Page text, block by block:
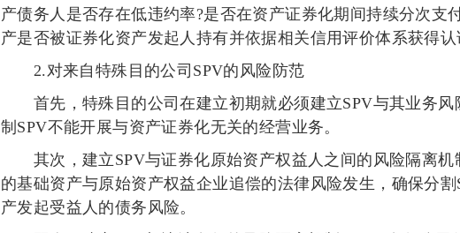
产债务人是否存在低违约率?是否在资产证券化期间持续分次支
产是否被证券化资产发起人持有并依据相关信用评价体系获得认
2.对来自特殊目的公司 SPV的风险防范
首先，特殊目的公司在建立初期就必须建立SPV与其业务风
制 SPV不能开展与资产证券化无关的经营业务。
其次，建立SPV与证券化原始资产权益人之间的风险隔离机
的基础资产与原始资产权益企业追偿的法律风险发生，确保分割
产发起受益人的债务风险。